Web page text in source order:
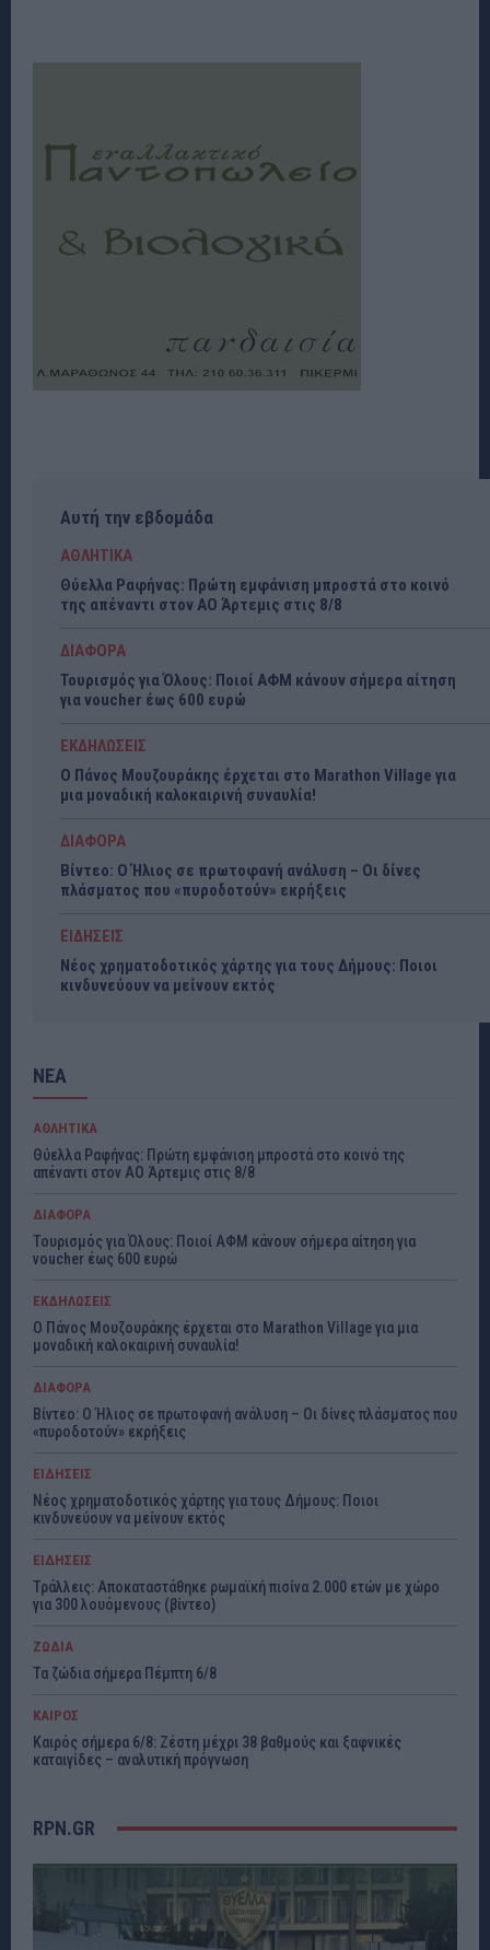
Αυτή την εβδομάδα
ΑΘΛΗΤΙΚΑ
Θύελλα Ραφήνας: Πρώτη εμφάνιση μπροστά στο κοινό
της απέναντι στον ΑΟ Άρτεμις στις 8/8
ΔΙΑΦΟΡΑ
Τουρισμός για Όλους: Ποιοί ΑΦΜ κάνουν σήμερα αίτηση
για voucher έως 600 ευρώ
ΕΚΔΗΛΩΣΕΙΣ
Ο Πάνος Μουζουράκης έρχεται στο Marathon Village για
μια μοναδική καλοκαιρινή συναυλία!
ΔΙΑΦΟΡΑ
Βίντεο: Ο Ήλιος σε πρωτοφανή ανάλυση – Οι δίνες
πλάσματος που «πυροδοτούν» εκρήξεις
ΕΙΔΗΣΕΙΣ
Νέος χρηματοδοτικός χάρτης για τους Δήμους: Ποιοι
κινδυνεύουν να μείνουν εκτός
ΝΕΑ
ΑΘΛΗΤΙΚΑ
Θύελλα Ραφήνας: Πρώτη εμφάνιση μπροστά στο κοινό της
απέναντι στον ΑΟ Άρτεμις στις 8/8
ΔΙΑΦΟΡΑ
Τουρισμός για Όλους: Ποιοί ΑΦΜ κάνουν σήμερα αίτηση για
voucher έως 600 ευρώ
ΕΚΔΗΛΩΣΕΙΣ
Ο Πάνος Μουζουράκης έρχεται στο Marathon Village για μια
μοναδική καλοκαιρινή συναυλία!
ΔΙΑΦΟΡΑ
Βίντεο: Ο Ήλιος σε πρωτοφανή ανάλυση – Οι δίνες πλάσματος που
«πυροδοτούν» εκρήξεις
ΕΙΔΗΣΕΙΣ
Νέος χρηματοδοτικός χάρτης για τους Δήμους: Ποιοι
κινδυνεύουν να μείνουν εκτός
ΕΙΔΗΣΕΙΣ
Τράλλεις: Αποκαταστάθηκε ρωμαϊκή πισίνα 2.000 ετών με χώρο
για 300 λουόμενους (βίντεο)
ΖΩΔΙΑ
Τα ζώδια σήμερα Πέμπτη 6/8
ΚΑΙΡΟΣ
Καιρός σήμερα 6/8: Ζέστη μέχρι 38 βαθμούς και ξαφνικές
καταιγίδες – αναλυτική πρόγνωση
RPN.GR